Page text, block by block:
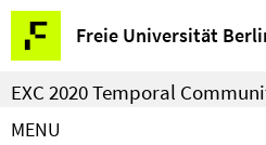
Springe
direkt
zu
Inhalt
Freie Universität
Service
Navigation
EXC 2020 Temporal
MENU